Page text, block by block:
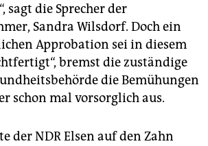
sagt die Sprecher der
Sandra Wilsdorf. Doch ein
Approbation sei in diesem
bremst die zuständige
die Bemühungen
schon mal vorsorglich aus.
der NDR Elsen auf den Zahn